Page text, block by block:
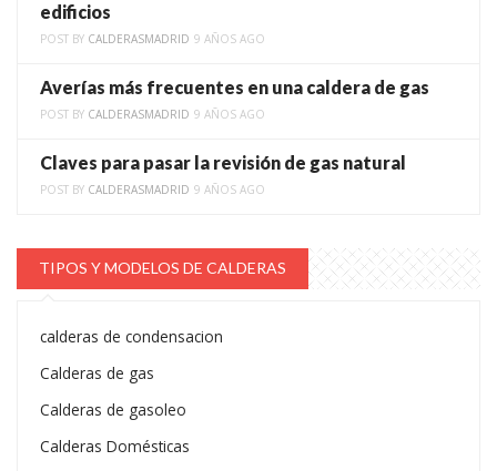
edificios
POST BY CALDERASMADRID 9 AÑOS AGO
Averías más frecuentes en una caldera de gas
POST BY CALDERASMADRID 9 AÑOS AGO
Claves para pasar la revisión de gas natural
POST BY CALDERASMADRID 9 AÑOS AGO
TIPOS Y MODELOS DE CALDERAS
calderas de condensacion
Calderas de gas
Calderas de gasoleo
Calderas Domésticas